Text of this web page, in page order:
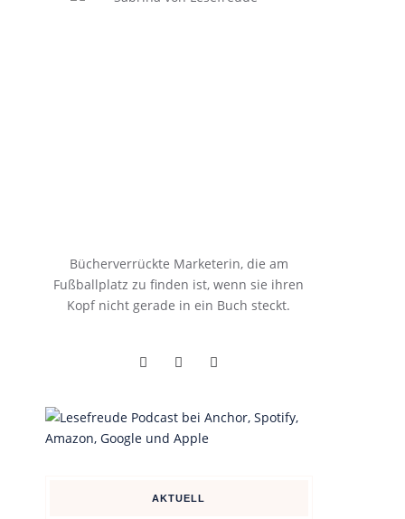
Bücherverrückte Marketerin, die am
Fußballplatz zu finden ist, wenn sie ihren
Kopf nicht gerade in ein Buch steckt.
AKTUELL